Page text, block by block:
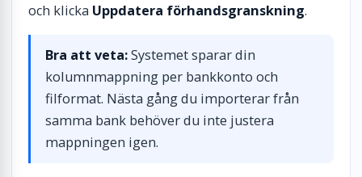
och klicka Uppdatera förhandsgranskning.
Bra att veta:Systemet sparar din
kolumnmappning per bankkonto och
filformat. Nästa gång du importerar från
samma bank behöver du inte justera
mappningen igen.